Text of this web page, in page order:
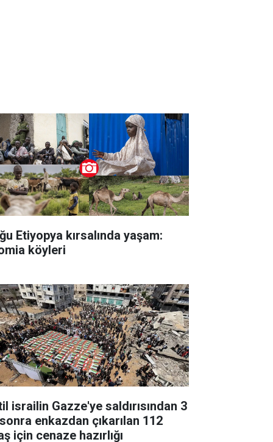
Etiyopya kırsalında yaşam:
köyleri
israilin Gazze'ye saldırısından 3
enkazdan çıkarılan 112
için cenaze hazırlığı